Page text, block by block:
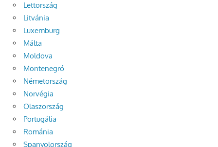
Lettország
Litvánia
Luxemburg
Málta
Moldova
Montenegró
Németország
Norvégia
Olaszország
Portugália
Románia
Spanyolország